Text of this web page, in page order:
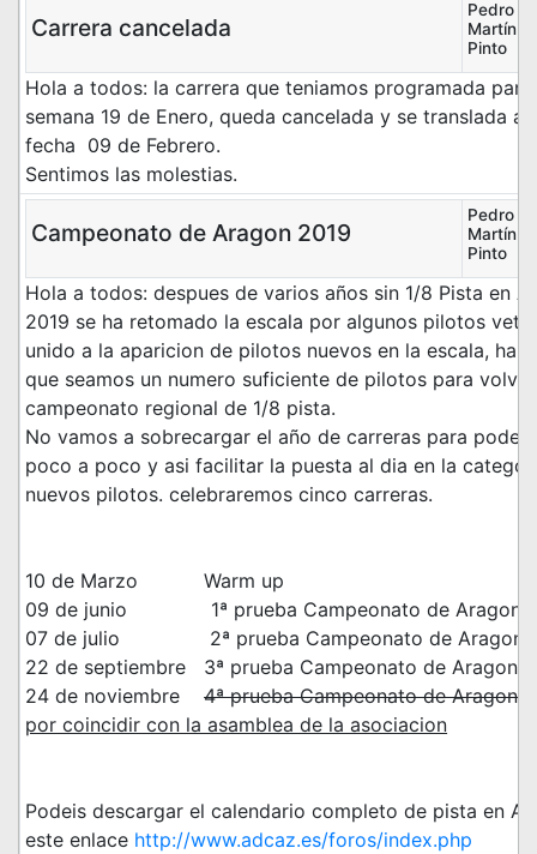
Carrera cancelada
Pedro
Martín
Pinto
Hola a todos: la carrera que teniamos programada
semana 19 de Enero, queda cancelada y se translada a
fecha 09 de Febrero.
Sentimos las molestias.
Campeonato de Aragon 2019
Pedro
Martín
Pinto
Hola a todos: despues de varios años sin 1/8 Pista en
2019 se ha retomado la escala por algunos pilotos
unido a la aparicion de pilotos nuevos en la escala, ha
que seamos un numero suficiente de pilotos para
campeonato regional de 1/8 pista.
No vamos a sobrecargar el año de carreras para poder
poco a poco y asi facilitar la puesta al dia en la
nuevos pilotos. celebraremos cinco carreras.
10 de Marzo Warm up
09 de junio 1ª prueba Campeonato de Aragon
07 de julio 2ª prueba Campeonato de Aragon
22 de septiembre 3ª prueba Campeonato de Aragon
24 de noviembre4ª prueba Campeonato de Aragon
por coincidir con la asamblea de la asociacion
Podeis descargar el calendario completo de pista en
este enlace http://www.adcaz.es/foros/index.php